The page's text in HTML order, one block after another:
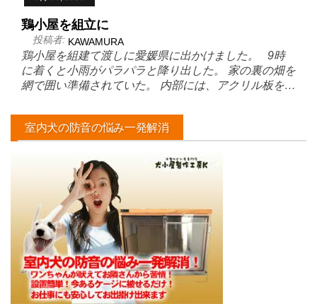
鶏小屋を組立に
投稿者: KAWAMURA
鶏小屋を組建て渡しに愛媛県に出かけました。 9時
に着くと小雨がパラパラと降り出した。 家の裏の畑を
網で囲い準備されていた。 内部には、アクリル板を…
室内犬の防音の悩み一発解消